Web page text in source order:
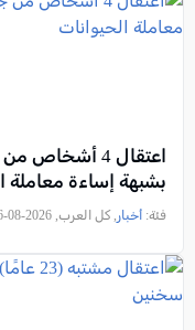
اعتقال 4
بشبهة إساءة معاملة
فئة: أخبار , كل العرب, 2026-08-06 15:08:29